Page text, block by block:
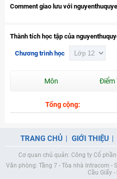
Comment giao lưu với
Thành tích học tập của
Chương trình học
Môn Điểm
Tổng cộng:
TRANG CHỦ GIỚI THIỆU
Cơ quan chủ quản: Công ty Cổ
Văn phòng: Tầng 7 - Tòa nhà Intracom -
Cầu Giấy -